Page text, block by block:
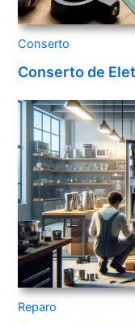
Conserto
Conserto de
Reparo